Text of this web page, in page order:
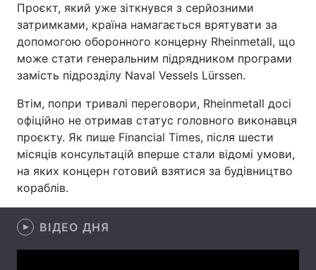
Спорт Наука
Техно і зв'язок Лайт
Здоров'я Туризм
Цікавинки Погода
Лонгріди
Відео з Youtube Статті
Проєкт, який уже зіткнувся з серйозними
затримками, країна намагається врятувати за
допомогою оборонного концерну Rheinmetall, що
може стати генеральним підрядником програми
замість підрозділу Naval Vessels Lürssen.
Втім, попри тривалі переговори, Rheinmetall досі
офіційно не отримав статус головного виконавця
проєкту. Як пише Financial Times, після шести
місяців консультацій вперше стали відомі умови,
на яких концерн готовий взятися за будівництво
кораблів.
ВІДЕО ДНЯ